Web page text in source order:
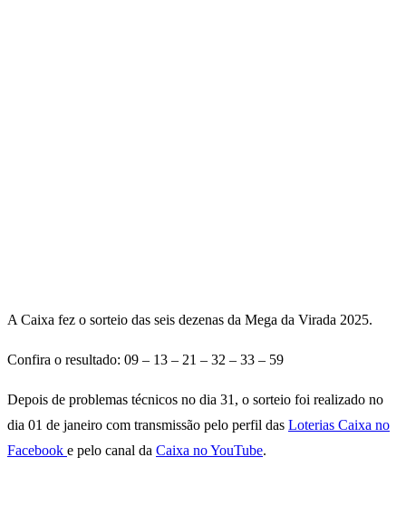
A Caixa fez o sorteio das seis dezenas da Mega da Virada 2025.
Confira o resultado: 09 – 13 – 21 – 32 – 33 – 59
Depois de problemas técnicos no dia 31, o sorteio foi realizado no
dia 01 de janeiro com transmissão pelo perfil das Loterias Caixa no
Facebook e pelo canal da Caixa no YouTube.